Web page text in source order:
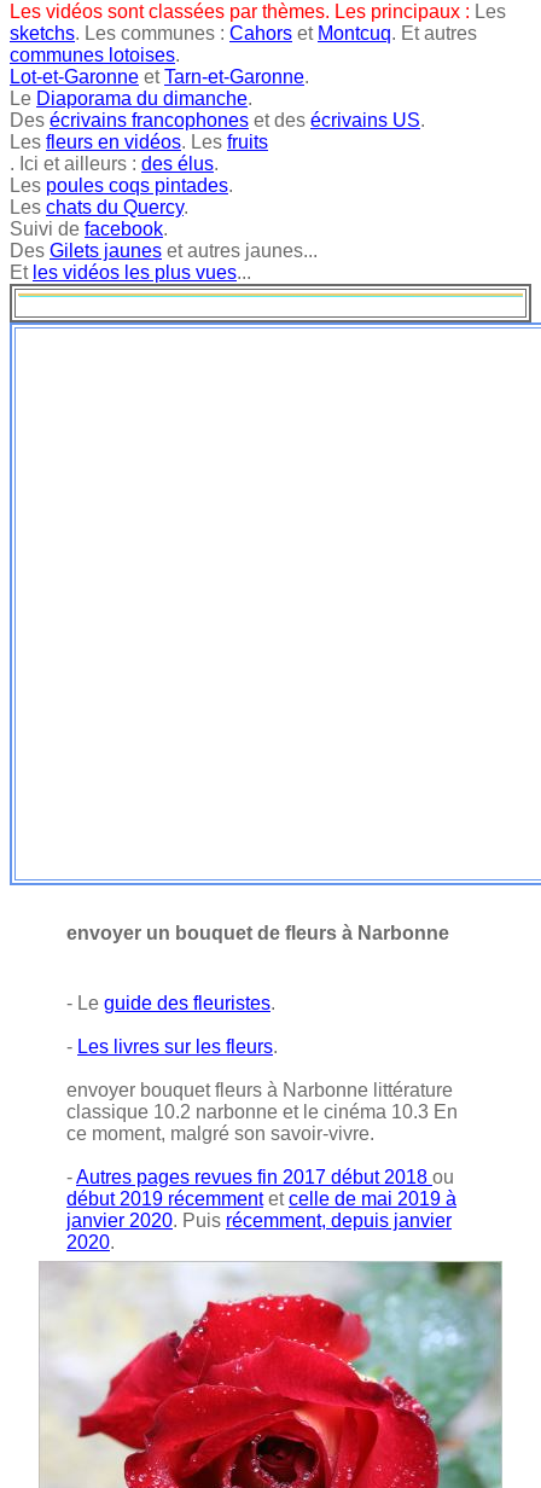
Les vidéos sont classées par thèmes. Les principaux : Les
sketchs. Les communes : Cahors et Montcuq. Et autres
communes lotoises.
Lot-et-Garonne etTarn-et-Garonne.
Le Diaporama du dimanche.
Des écrivains francophones et des écrivains US.
Les fleurs en vidéos. Les fruits
. Ici et ailleurs : des élus.
Les poules coqs pintades.
Les chats du Quercy.
Suivi de facebook.
Des Gilets jaunes et autres jaunes...
Et les vidéos les plus vues...
envoyer un bouquet de fleurs à Narbonne
- Le guide des fleuristes.
- Les livres sur les fleurs.
envoyer bouquet fleurs à Narbonne littérature
classique 10.2 narbonne et le cinéma 10.3 En
ce moment, malgré son savoir-vivre.
-Autres pages revues fin 2017 début 2018 ou
début 2019 récemmentetcelle de mai 2019 à
janvier 2020. Puis récemment, depuis janvier
2020.